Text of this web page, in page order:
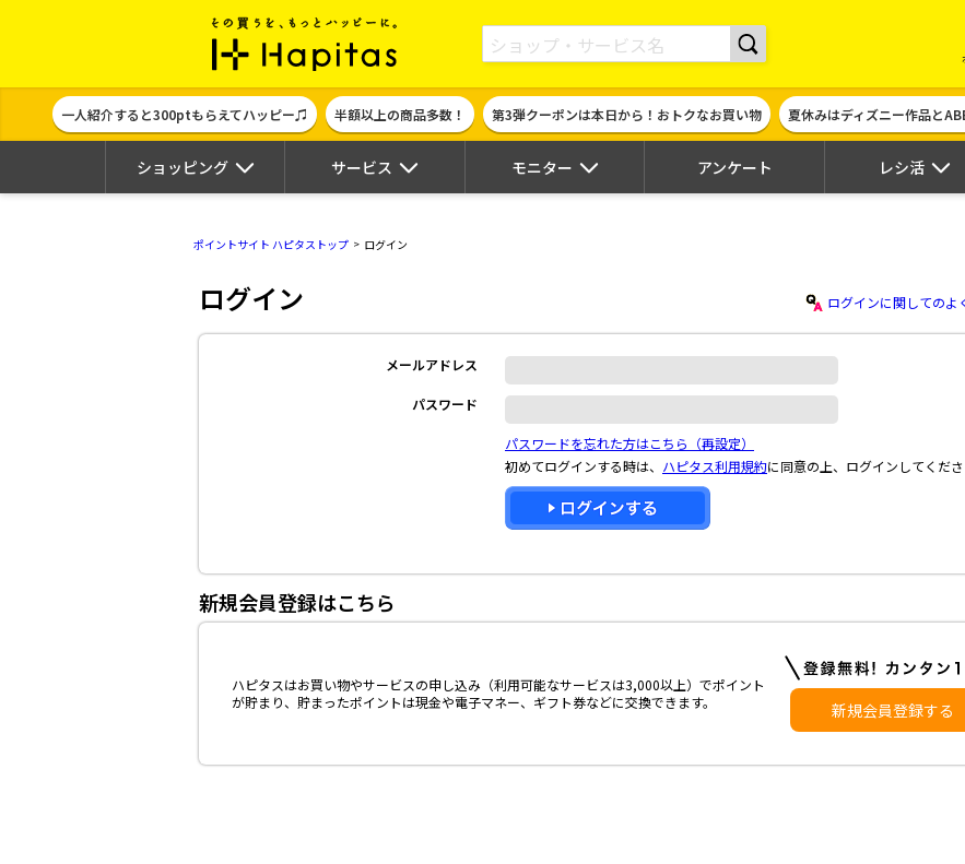
ポイント貯めて現金やギフト券に交換できるポイントサイト | ハピタス
一人紹介すると300ptもらえてハッピー♫ 半額以上の商品多数！ 第3弾クーポンは本日から！おトクなお買い物 夏休みはディズニー作品と
ショッピング サービス モニター アンケート レシ活
ポイントサイト ハピタストップ ログイン
ログイン ログインに関してのよ
メールアドレス
パスワード
パスワードを忘れた方はこちら（再設定）
初めてログインする時は、 ハピタス利用規約に同意の上、ログインしてくだ
新規会員登録はこちら
ハピタスはお買い物やサービスの申し込み（利用可能なサービスは3,000以上）でポイント
が貯まり、貯まったポイントは現金や電子マネー、ギフト券などに交換できます。
新規会員登録する